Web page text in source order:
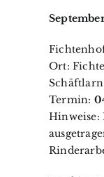
Ort:
Termin:
Hinweise: